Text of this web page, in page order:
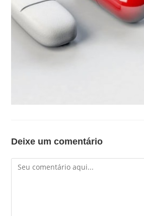
Deixe um comentário
Comentário